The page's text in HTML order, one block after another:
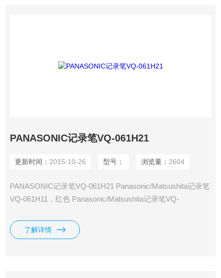
PANASONIC记录笔VQ-061H21
更新时间： 2015-10-26 型号： 浏览量： 2604
PANASONIC记录笔VQ-061H21 Panasonic/Matsushita记录笔
VQ-061H11，红色 Panasonic/Matsushita记录笔VQ-
色 Panasonic/Matsushita记录笔VQ-061H41，黑色
了解详情